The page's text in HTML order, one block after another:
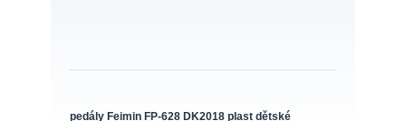
pedály Feimin FP-628 DK2018 plast dětské